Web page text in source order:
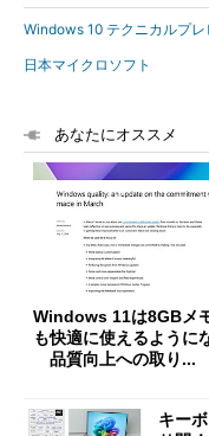
Windows 10 テクニカルプレ
日本マイクロソフト
あなたにオススメ
Windows 11は8GBメ
も快適に使えるように
品質向上への取り...
キー